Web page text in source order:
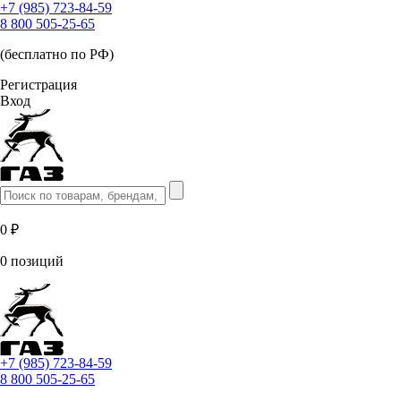
+7 (985) 723-84-59
8 800 505-25-65
(бесплатно по РФ)
Регистрация
Вход
0 ₽
0 позиций
+7 (985) 723-84-59
8 800 505-25-65